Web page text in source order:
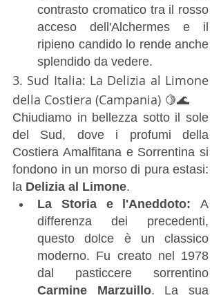
contrasto cromatico tra il rosso
acceso dell'Alchermes e il
ripieno candido lo rende anche
splendido da vedere.
3. Sud Italia: La Delizia al Limone
della Costiera (Campania) 🍋🌊
Chiudiamo in bellezza sotto il sole
del Sud, dove i profumi della
Costiera Amalfitana e Sorrentina si
fondono in un morso di pura estasi:
la Delizia al Limone.
La Storia e l'Aneddoto: A
differenza dei precedenti,
questo dolce è un classico
moderno. Fu creato nel 1978
Carmine Marzuillo. La sua